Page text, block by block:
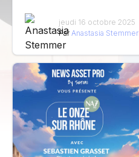
jeudi 16 octobre 2025
Par Anastasia Stemmer